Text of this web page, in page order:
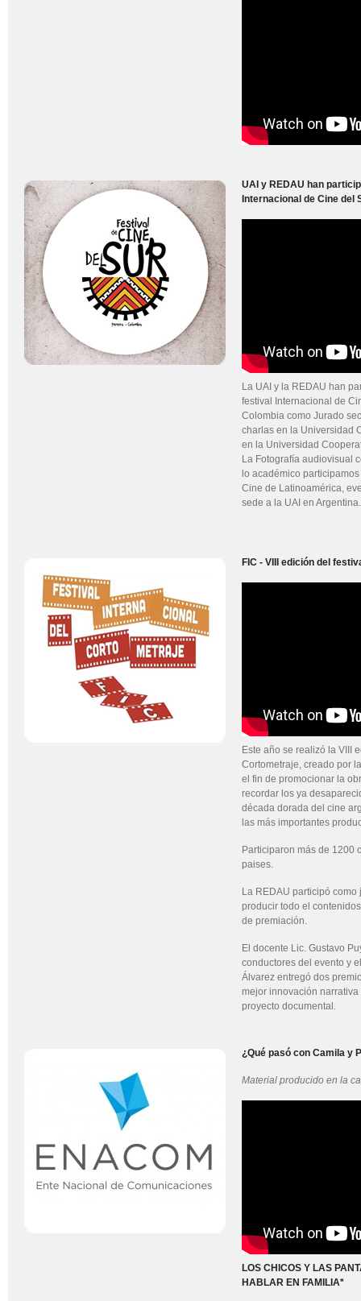
UAI y REDAU han
Internacional de Cine del
La UAI y la REDAU han
festival Internacional de
Colombia como Jurado
charlas en la Universidad
en la Universidad
La Fotografía audiovisual
lo académico
Cine de Latinoamérica,
sede a la UAI en Argentina.
FIC - VIII edición del
Este año se realizó la VIII
Cortometraje, creado por
el fin de promocionar la
recordar los ya
década dorada del cine
las más importantes
Participaron más de 1200
paises.
La REDAU participó
producir todo el
de premiación.
El docente Lic. Gustavo
conductores del evento y
Álvarez entregó dos
mejor innovación
proyecto documental.
¿Qué pasó con Camila y
Material producido en la
LOS CHICOS Y LAS
HABLAR EN FAMILIA*